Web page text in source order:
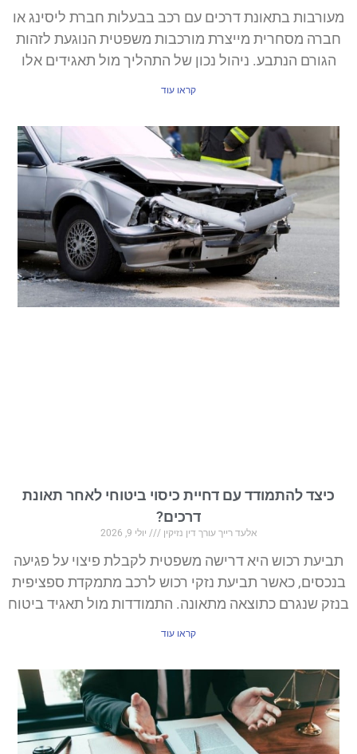
בתאונת דרכים עם רכב בבעלות חברת ליסינג או
מסחרית מייצרת מורכבות משפטית הנוגעת לזהות
הנתבע. ניהול נכון של התהליך מול תאגידים אלו
קראו עוד
להתמודד עם דחיית כיסוי ביטוחי לאחר תאונת
דרכים?
אלעד רייך עורך דין נזיקין יולי 9, 2026
רכוש היא דרישה משפטית לקבלת פיצוי על פגיעה
כאשר תביעת נזקי רכוש לרכב מתמקדת ספציפית
שנגרם כתוצאה מתאונה. התמודדות מול תאגיד ביטוח
קראו עוד